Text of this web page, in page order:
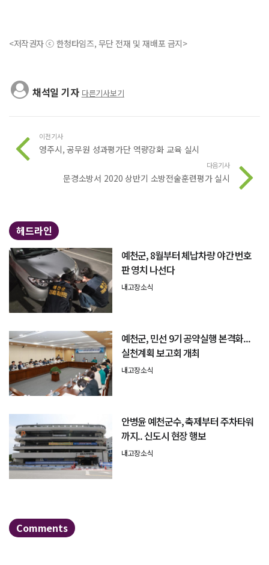
<저작권자 ⓒ 한청타임즈, 무단 전재 및 재배포 금지>
채석일 기자 다른기사보기
이전기사
영주시, 공무원 성과평가단 역량강화 교육 실시
다음기사
문경소방서 2020 상반기 소방전술훈련평가 실시
헤드라인
예천군, 8월부터 체납차량 야간 번호
판 영치 나선다
내고장소식
예천군, 민선 9기 공약실행 본격화...
실천계획 보고회 개최
내고장소식
안병윤 예천군수, 축제부터 주차타워
까지.. 신도시 현장 행보
내고장소식
Comments